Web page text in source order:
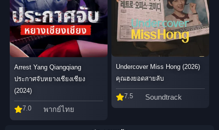
Arrest Yang Qiangqiang
ประกาศจับหยางเชียงเชียง
(2024)
7.0 พากย์ไทย
Undercover Miss Hong (2026)
คุณฮงยอดสายลับ
7.5 Soundtrack